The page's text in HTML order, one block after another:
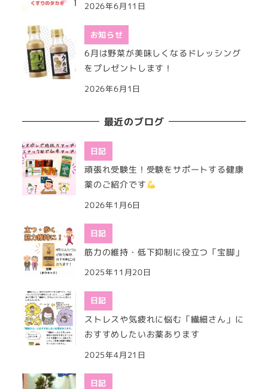
2026年6月11日
お知らせ
6月は野菜が美味しくなるドレッシング
をプレゼントします！
2026年6月1日
最近のブログ
日記
頑張れ受験生！受験をサポートする健康
薬のご紹介です
2026年1月6日
日記
筋力の維持・低下抑制に役立つ「宝脚」
2025年11月20日
日記
ストレスや気疲れに悩む「繊細さん」に
おすすめしたいお薬あります
2025年4月21日
日記